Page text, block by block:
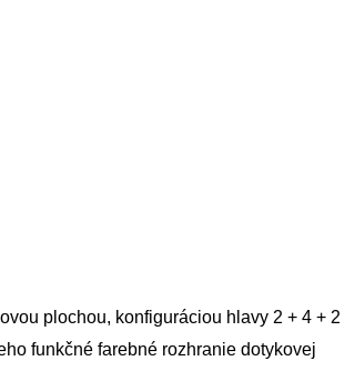
plochou, konfiguráciou hlavy 2 + 4 + 2
funkčné farebné rozhranie dotykovej